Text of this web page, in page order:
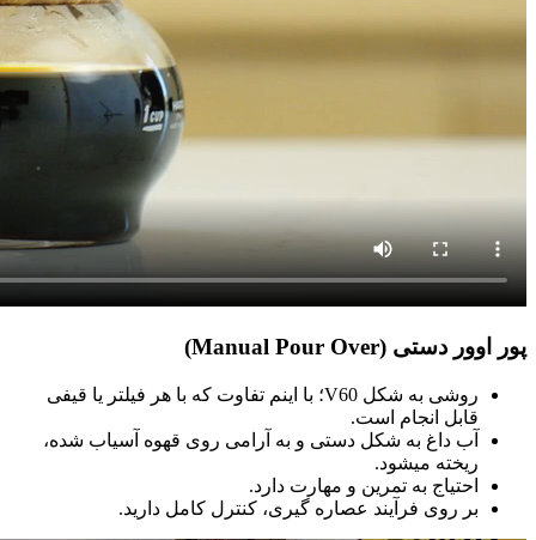
پور اوور دستی (Manual Pour Over)
روشی به شکل V60؛ با اینم تفاوت که با هر فیلتر یا قیفی
قابل انجام است.
آب داغ به شکل دستی و به آرامی روی قهوه آسیاب شده،
ریخته میشود.
احتیاج به تمرین و مهارت دارد.
بر روی فرآیند عصاره گیری، کنترل کامل دارید.